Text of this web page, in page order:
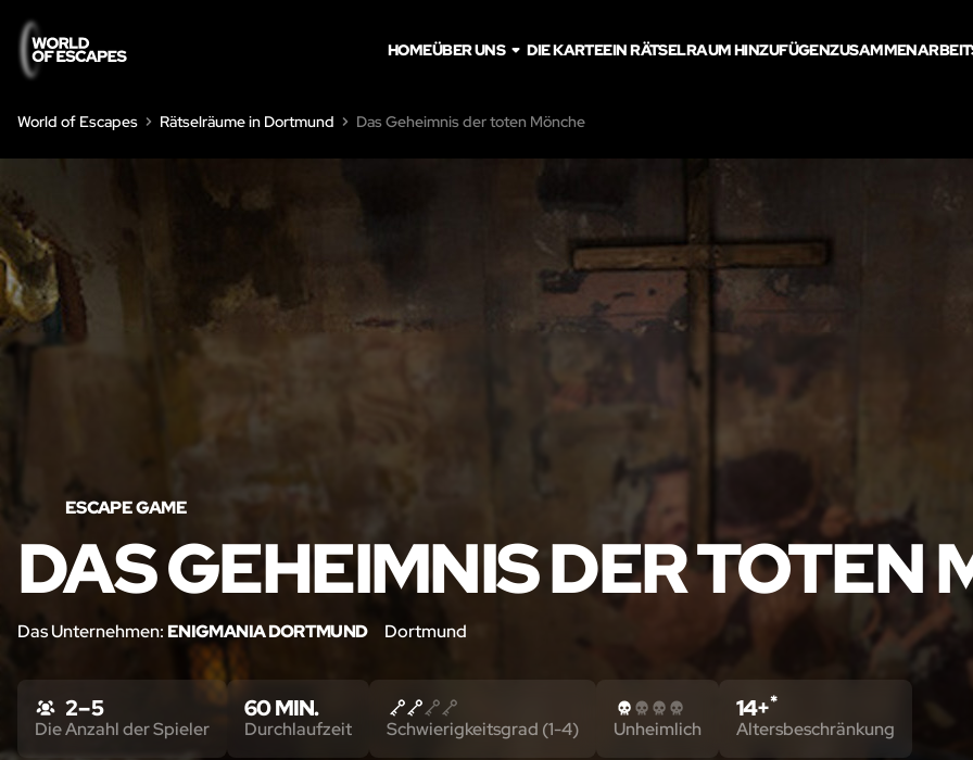
HOMEÜBER UNS DIE KARTEEIN RÄTSELRAUM HINZUFÜGENZUSAMMENARBEIT
World of Escapes Rätselräume in Dortmund Das Geheimnis der toten Mönche
ESCAPE GAME
DAS GEHEIMNIS DER TOTEN
Das Unternehmen: ENIGMANIA DORTMUND Dortmund
2 – 5
Die Anzahl der Spieler
60 MIN.
Durchlaufzeit Schwierigkeitsgrad (1-4) Unheimlich
14+*
Altersbeschränkung